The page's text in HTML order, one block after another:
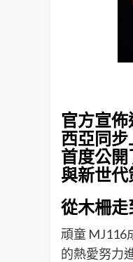
官方宣
西亞同步
首度公
與新世代
從木柵走
頑童 MJ116
的熱愛努力